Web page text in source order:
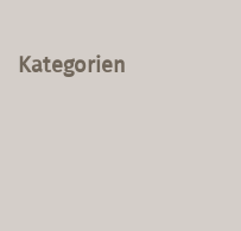
Kategorien